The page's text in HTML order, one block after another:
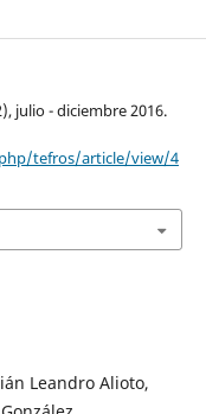
julio - diciembre 2016.
tefros/article/view/4
Leandro Alioto,